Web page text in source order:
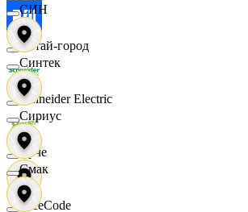
Читай-город
Schneider Electric
Ярче
FaceCode
СИН
Синтек
Сириус
Смак